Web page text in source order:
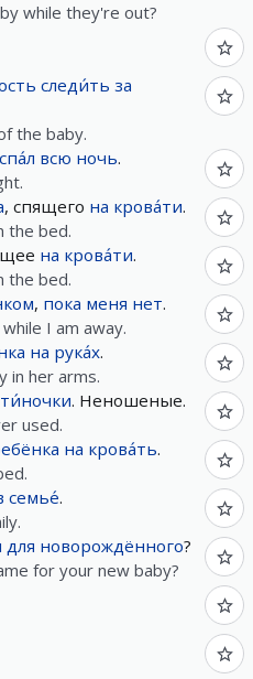
while they're out?
следи́ть за
the baby.
всю ночь.
, спящего на крова́ти.
the bed.
на крова́ти.
the bed.
, пока меня нет.
I am away.
на рука́х.
in her arms.
. Неношеные.
used.
на крова́ть.
семье́.
для новорождённого?
for your new baby?